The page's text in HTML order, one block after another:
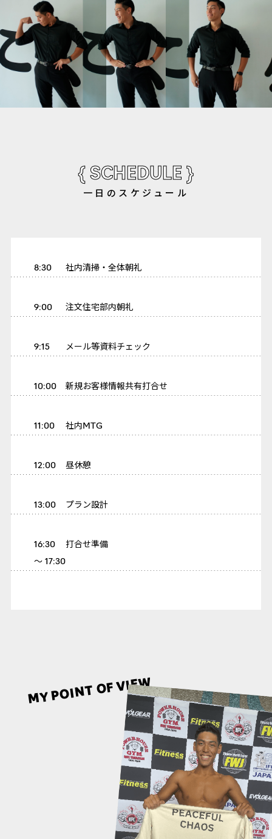
{ SCHEDULE }
⼀⽇のスケジュール
8:30 社内清掃・全体朝礼
9:00 注文住宅部内朝礼
9:15 メール等資料チェック
10:00 新規お客様情報共有打合せ
11:00 社内MTG
12:00 昼休憩
13:00 プラン設計
16:30
〜 17:30
打合せ準備